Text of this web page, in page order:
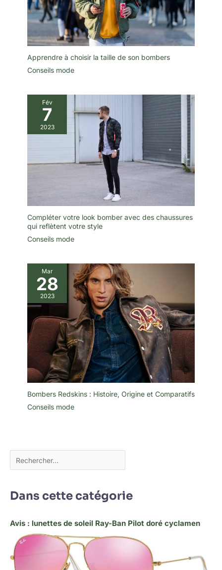
Apprendre à choisir la taille de son bombers
Conseils mode
Fév
7
2023
Compléter votre look bomber avec des chaussures
qui reflètent votre style
Conseils mode
Mar
28
2023
Bombers Redskins : Histoire, Origine et Comparatifs
Conseils mode
Dans cette catégorie
Avis : lunettes de soleil Ray-Ban Pilot doré cyclamen